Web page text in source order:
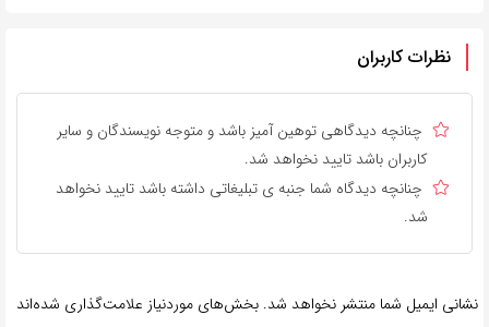
نظرات کاربران
چنانچه دیدگاهی توهین آمیز باشد و متوجه نویسندگان و سایر
کاربران باشد تایید نخواهد شد.
چنانچه دیدگاه شما جنبه ی تبلیغاتی داشته باشد تایید نخواهد
شد.
نشانی ایمیل شما منتشر نخواهد شد. بخش‌های موردنیاز علامت‌گذاری شده‌اند